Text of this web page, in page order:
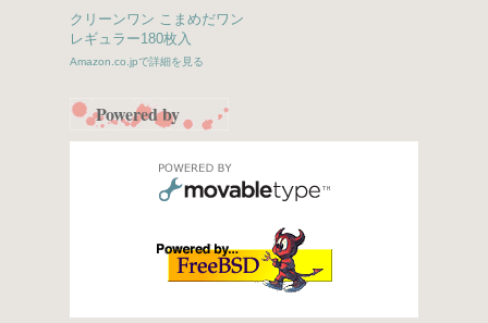
クリーンワン こまめだワン
レギュラー180枚入
Amazon.co.jpで詳細を見る
Powered by